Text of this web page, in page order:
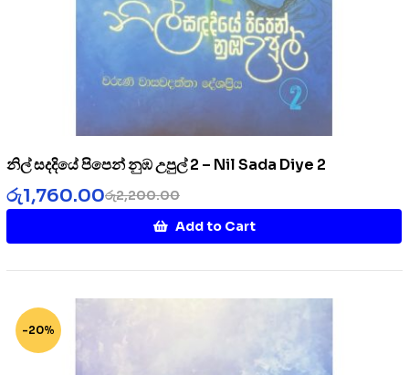
නිල් සදදියේ පිපෙන් නුඹ උපුල් 2 – Nil Sada Diye 2
රු2,200.00
රු1,760.00
Add to Cart
-20%